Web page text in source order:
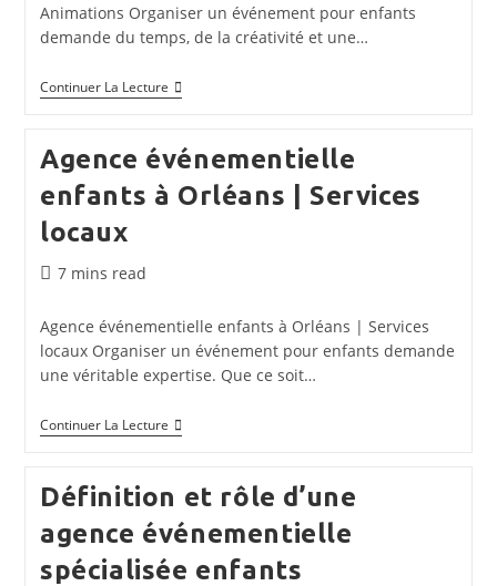
Animations Organiser un événement pour enfants
demande du temps, de la créativité et une…
Continuer La LectureAgence
Événementielle
Bordeaux
:
Animations
Et
Agence événementielle
enfants à Orléans | Services
locaux
Temps
lecture :
7 mins read
Agence événementielle enfants à Orléans | Services
locaux Organiser un événement pour enfants demande
une véritable expertise. Que ce soit…
Continuer La LectureAgence
Événementielle
Orléans
|
Services
Locaux
Définition et rôle d’une
agence événementielle
spécialisée enfants